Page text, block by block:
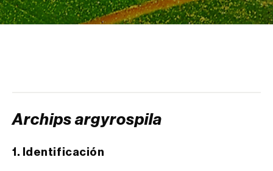
Arañuelo del ciruelo (Yponomeuta
xanthenes
Archips argyrospila
1. Identificación